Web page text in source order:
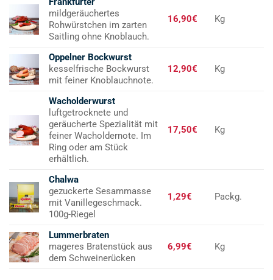
mildgeräuchertes
Rohwürstchen im zarten
Saitling ohne Knoblauch.
16,90€ Kg
Oppelner Bockwurst
kesselfrische Bockwurst
mit feiner Knoblauchnote.
12,90€ Kg
Wacholderwurst
luftgetrocknete und
geräucherte Spezialität mit
feiner Wacholdernote. Im
Ring oder am Stück
erhältlich.
17,50€ Kg
Chalwa
gezuckerte Sesammasse
mit Vanillegeschmack.
100g-Riegel
1,29€ Packg.
Lummerbraten
mageres Bratenstück aus
dem Schweinerücken
6,99€ Kg